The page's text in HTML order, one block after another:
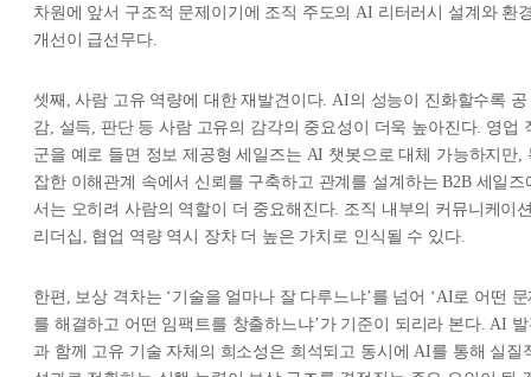
차원에 앞서 구조적 문제이기에 조직 주도의 AI 리터러시 설계와 환
개선이 급선무다.
셋째, 사람 고유 역량에 대한 재발견이다. AI의 성능이 진화할수록 공
감, 설득, 판단 등 사람 고유의 감각의 중요성이 더욱 높아진다. 영업
군을 예로 들면 정보 제공형 세일즈는 AI 챗봇으로 대체 가능하지만,
잡한 이해관계 속에서 신뢰를 구축하고 관계를 설계하는 B2B 세일즈
서는 오히려 사람의 역할이 더 중요해진다. 조직 내부의 커뮤니케이
리더십, 협업 역량 역시 장차 더 높은 가치로 인식될 수 있다.
한편, 보상 격차는 ‘기술을 얼마나 잘 다루느냐’를 넘어 ‘AI로 어떤
를 해결하고 어떤 임팩트를 창출하느냐’가 기준이 되리라 본다. AI
과 함께 고유 기술 자체의 희소성은 희석되고 동시에 AI를 통해 실질